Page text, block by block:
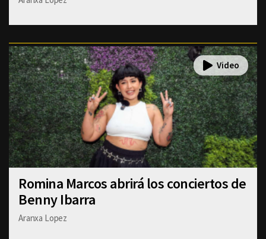
Romina Marcos abrirá los conciertos de
Benny Ibarra
Aranxa Lopez